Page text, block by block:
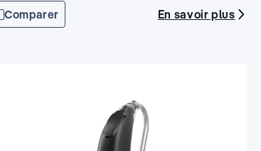
Comparer En savoir plus